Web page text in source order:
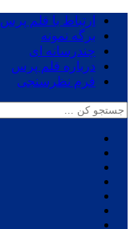
ارتباط با قلم پرس
برگه نمونه
چندرسانه ای
درباره قلم پرس
فرم نظرسنجی